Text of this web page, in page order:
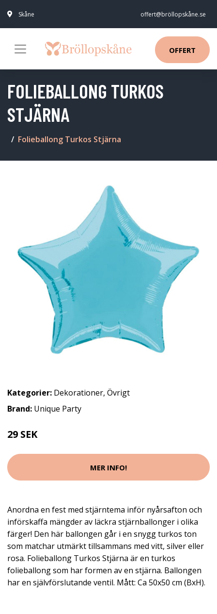
Skåne offert@bröllopskåne.se
OFFERT
FOLIEBALLONG TURKOS
STJÄRNA
Folieballong Turkos Stjärna
Kategorier: Dekorationer, Övrigt
Brand: Unique Party
29 SEK
MER INFO!
Anordna en fest med stjärntema inför nyårsafton och
införskaffa mängder av läckra stjärnballonger i olika
färger! Den här ballongen går i en snygg turkos ton
som matchar utmärkt tillsammans med vitt, silver eller
rosa. Folieballong Turkos Stjärna är en turkos
folieballong som har formen av en stjärna. Ballongen
har en självförslutande ventil. Mått: Ca 50x50 cm (BxH).